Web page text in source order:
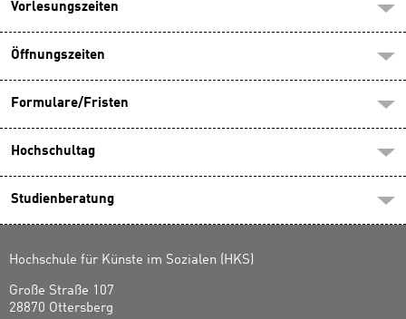
Vorlesungszeiten
Öffnungszeiten
Formulare/Fristen
Hochschultag
Studienberatung
Hochschule für Künste im Sozialen (HKS)
Große Straße 107
28870 Ottersberg